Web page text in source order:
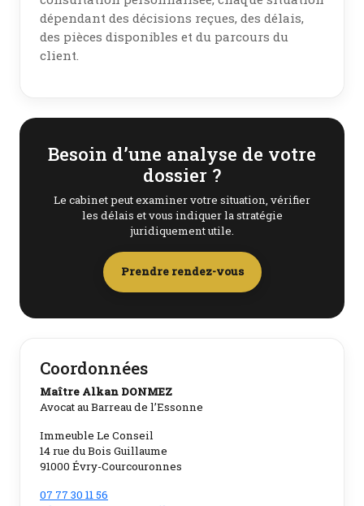
dépendant des décisions reçues, des délais,
des pièces disponibles et du parcours du
client.
Besoin d’une analyse de votre
dossier ?
Le cabinet peut examiner votre situation, vérifier
les délais et vous indiquer la stratégie
juridiquement utile.
Prendre rendez-vous
Coordonnées
Maître Alkan DONMEZ
Avocat au Barreau de l’Essonne
Immeuble Le Conseil
14 rue du Bois Guillaume
91000 Évry-Courcouronnes
07 77 30 11 56